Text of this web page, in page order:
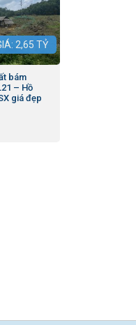
2,65 TỶ
bám
– Hồ
giá đẹp